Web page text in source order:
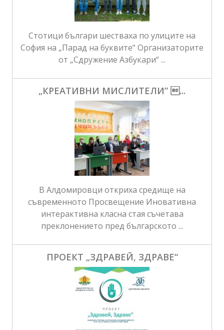
Стотици българи шестваха по улиците на
София на „Парад на буквите“ Организаторите
от „Сдружение Азбукари“ ...
„КРЕАТИВНИ МИСЛИТЕЛИ” ...
В Алдомировци откриха средище на
съвременното Просвещение Иновативна
интерактивна класна стая съчетава
преклонението пред българското ...
ПРОЕКТ „ЗДРАВЕЙ, ЗДРАВЕ“